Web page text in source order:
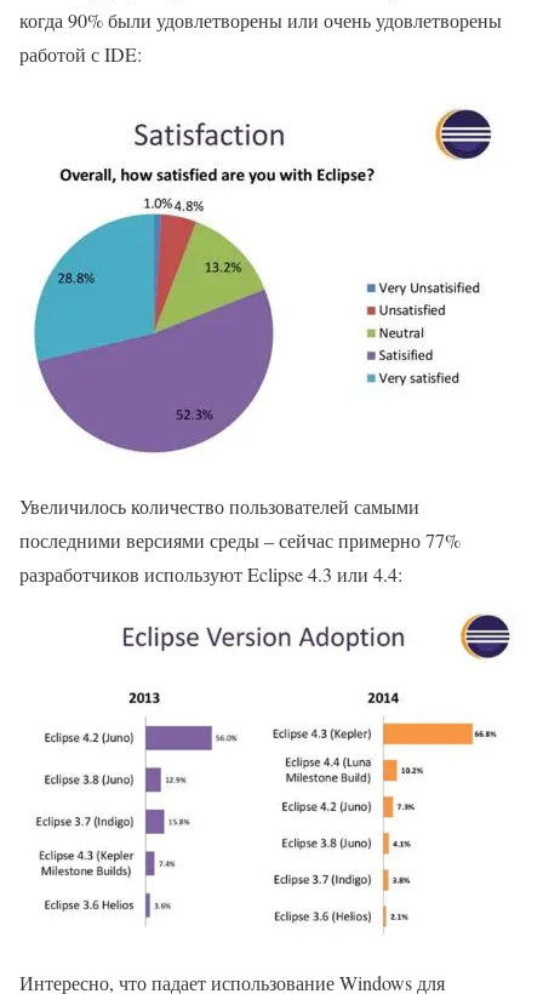
когда 90% были удовлетворены или очень удовлетворены
работой с IDE:
Увеличилось количество пользователей самыми
последними версиями среды – сейчас примерно 77%
разработчиков используют Eclipse 4.3 или 4.4:
Интересно, что падает использование Windows для